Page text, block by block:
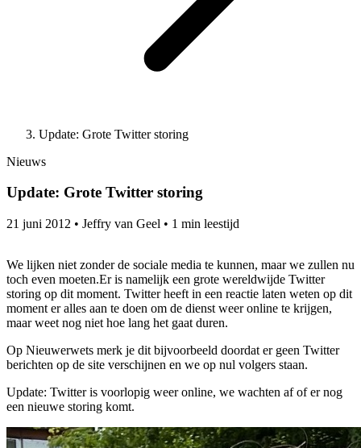
Update: Grote Twitter storing
Nieuws
Update: Grote Twitter storing
21 juni 2012 • Jeffry van Geel • 1 min leestijd
We lijken niet zonder de sociale media te kunnen, maar we zullen nu
toch even moeten.Er is namelijk een grote wereldwijde Twitter
storing op dit moment. Twitter heeft in een reactie laten weten op dit
moment er alles aan te doen om de dienst weer online te krijgen,
maar weet nog niet hoe lang het gaat duren.
Op Nieuwerwets merk je dit bijvoorbeeld doordat er geen Twitter
berichten op de site verschijnen en we op nul volgers staan.
Update: Twitter is voorlopig weer online, we wachten af of er nog
een nieuwe storing komt.